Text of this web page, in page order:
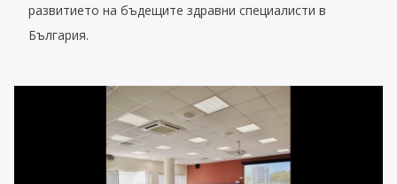
развитието на бъдещите здравни специалисти в
България.